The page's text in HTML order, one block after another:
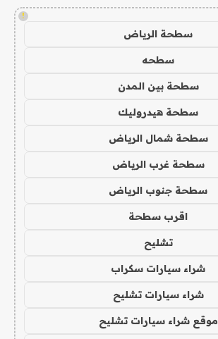
!
سطحة الرياض
سطحه
سطحة بين المدن
سطحة هيدروليك
سطحة شمال الرياض
سطحة غرب الرياض
سطحة جنوب الرياض
اقرب سطحة
تشليح
شراء سيارات سكراب
شراء سيارات تشليح
موقع شراء سيارات تشليح